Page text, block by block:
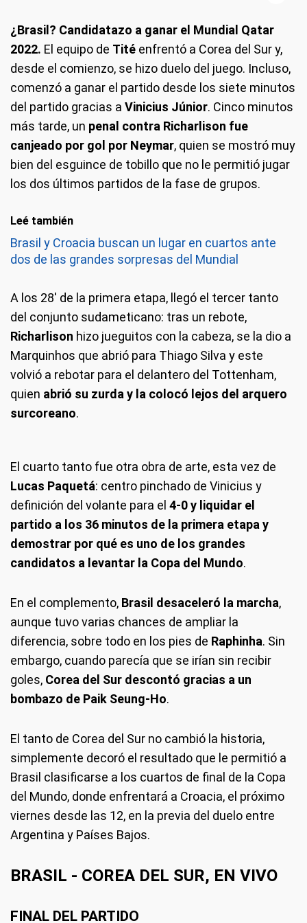
Brasil le gana 2-0 a Corea.
¿Brasil? Candidatazo a ganar el Mundial Qatar
2022. El equipo de Tité enfrentó a Corea del Sur y,
desde el comienzo, se hizo duelo del juego. Incluso,
comenzó a ganar el partido desde los siete minutos
del partido gracias a Vinicius Júnior. Cinco minutos
más tarde, un penal contra Richarlison fue
canjeado por gol por Neymar, quien se mostró muy
bien del esguince de tobillo que no le permitió jugar
los dos últimos partidos de la fase de grupos.
Leé también
Brasil y Croacia buscan un lugar en cuartos ante
dos de las grandes sorpresas del Mundial
A los 28' de la primera etapa, llegó el tercer tanto
del conjunto sudameticano: tras un rebote,
Richarlison hizo jueguitos con la cabeza, se la dio a
Marquinhos que abrió para Thiago Silva y este
volvió a rebotar para el delantero del Tottenham,
quien abrió su zurda y la colocó lejos del arquero
surcoreano.
El cuarto tanto fue otra obra de arte, esta vez de
Lucas Paquetá: centro pinchado de Vinicius y
definición del volante para el 4-0 y liquidar el
partido a los 36 minutos de la primera etapa y
demostrar por qué es uno de los grandes
candidatos a levantar la Copa del Mundo.
En el complemento, Brasil desaceleró la marcha,
aunque tuvo varias chances de ampliar la
diferencia, sobre todo en los pies de Raphinha. Sin
embargo, cuando parecía que se irían sin recibir
goles, Corea del Sur descontó gracias a un
bombazo de Paik Seung-Ho.
El tanto de Corea del Sur no cambió la historia,
simplemente decoró el resultado que le permitió a
Brasil clasificarse a los cuartos de final de la Copa
del Mundo, donde enfrentará a Croacia, el próximo
viernes desde las 12, en la previa del duelo entre
Argentina y Países Bajos.
BRASIL - COREA DEL SUR, EN VIVO
FINAL DEL PARTIDO